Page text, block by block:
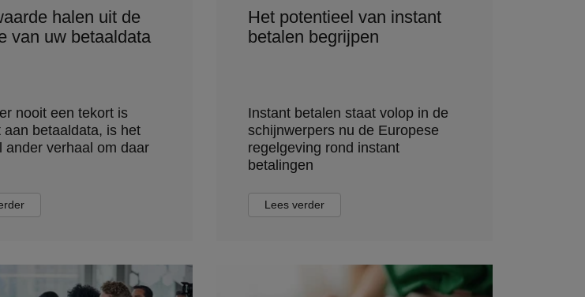
halen uit de
van uw betaaldata
nooit een tekort is
aan betaaldata, is het
ander verhaal om daar
Het potentieel van instant
betalen begrijpen
Instant betalen staat volop in de
schijnwerpers nu de Europese
regelgeving rond instant
betalingen
Lees verder